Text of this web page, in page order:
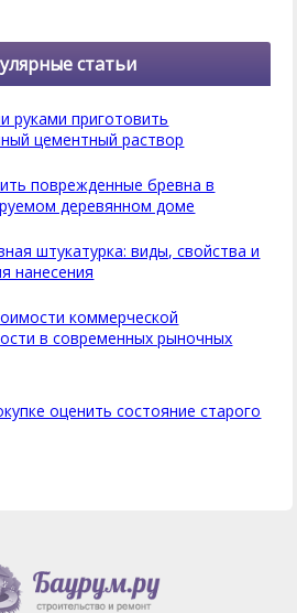
статьи
руками приготовить
цементный раствор
поврежденные бревна в
деревянном доме
штукатурка: виды, свойства и
нанесения
коммерческой
в современных рыночных
оценить состояние старого